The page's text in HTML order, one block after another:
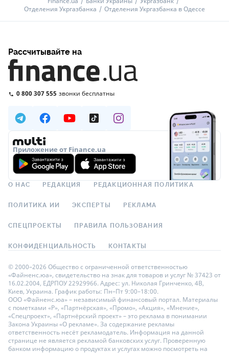
Отделения Укргазбанка
Отделения Укргазбанка в Одессе
Рассчитывайте на
0 800 307 555 звонки бесплатны
Приложение от Finance.ua
О НАС РЕДАКЦИЯ РЕДАКЦИОННАЯ ПОЛИТИКА
ПОЛИТИКА ИИ ЭКСПЕРТЫ РЕКЛАМА
СПЕЦПРОЕКТЫ ПРАВИЛА ПОЛЬЗОВАНИЯ
КОНФИДЕНЦИАЛЬНОСТЬ КОНТАКТЫ
© 2000–2026 Общество с ограниченной ответственностью
«Файненс.юа», свидетельство на знак для товаров и услуг № 37423 от
16.02.2004, ЕДРПОУ 22929966. Адрес: ул. Николая Гринченко, 4В,
Киев, Украина. График работы: Пн–Пт 9:00–18:00.
ООО «Файненс.юа» – независимый финансовый портал. Материалы
с пометками «Р», «Партнёрская», «Промо», «Акция», «Мнение»,
«Спецпроект», «Партнёрский проект» – это реклама в понимании
Закона Украины «О рекламе». За содержание рекламы
ответственность несёт рекламодатель. Информация на данной
странице не является рекламой банковских услуг. Проверенную
банком информацию о продуктах и услугах можно посмотреть на